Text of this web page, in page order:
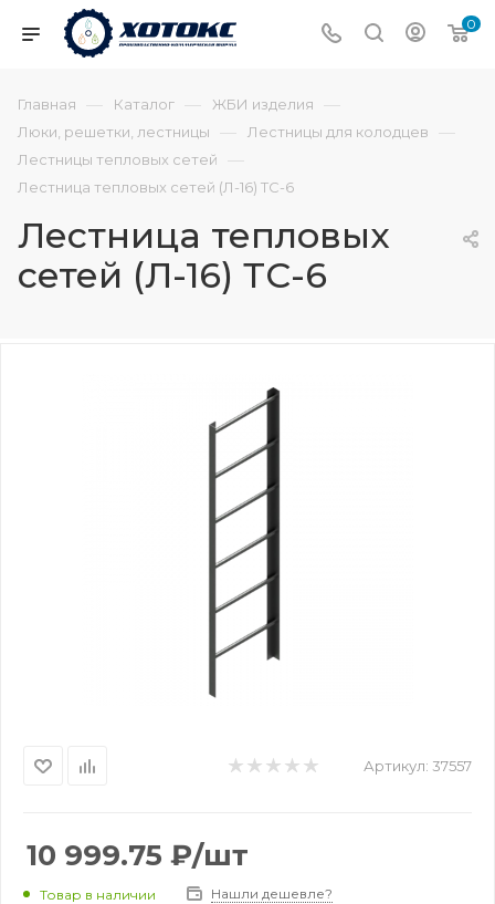
0
Главная — Каталог — ЖБИ изделия —
Люки, решетки, лестницы — Лестницы для колодцев —
Лестницы тепловых сетей —
Лестница тепловых сетей (Л-16) ТС-6
Лестница тепловых
сетей (Л-16) ТС-6
Артикул: 37557
10 999.75 ₽/шт
Товар в наличии Нашли дешевле?